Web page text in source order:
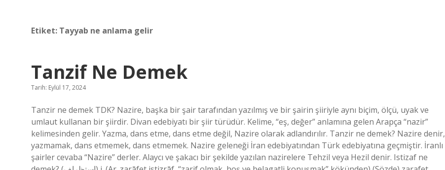
Etiket: Tayyab ne anlama gelir
Tanzif Ne Demek
Tarih: Eylül 17, 2024
Tanzir ne demek TDK? Nazire, başka bir şair tarafından yazılmış ve bir şairin şiiriyle aynı biçim, ölçü, uyak ve
umlaut kullanan bir şiirdir. Divan edebiyatı bir şiir türüdür. Kelime, “eş, değer” anlamına gelen Arapça “nazir”
kelimesinden gelir. Yazma, dans etme, dans etme değil, Nazire olarak adlandırılır. Tanzir ne demek? Nazire denir,
yazmamak, dans etmemek, dans etmemek. Nazire geleneği İran edebiyatından Türk edebiyatına geçmiştir. İranlı
şairler cevaba “Nazire” derler. Alaycı ve şakacı bir şekilde yazılan nazirelere Tehzil veya Hezil denir. Istizaf ne